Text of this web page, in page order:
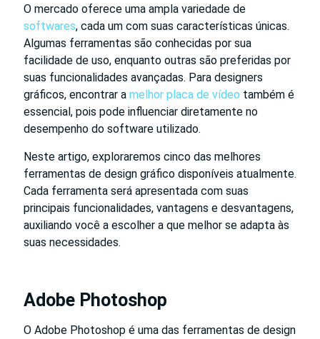
O mercado oferece uma ampla variedade de
softwares, cada um com suas características únicas.
Algumas ferramentas são conhecidas por sua
facilidade de uso, enquanto outras são preferidas por
suas funcionalidades avançadas. Para designers
gráficos, encontrar a melhor placa de vídeo também é
essencial, pois pode influenciar diretamente no
desempenho do software utilizado.
Neste artigo, exploraremos cinco das melhores
ferramentas de design gráfico disponíveis atualmente.
Cada ferramenta será apresentada com suas
principais funcionalidades, vantagens e desvantagens,
auxiliando você a escolher a que melhor se adapta às
suas necessidades.
Adobe Photoshop
O Adobe Photoshop é uma das ferramentas de design